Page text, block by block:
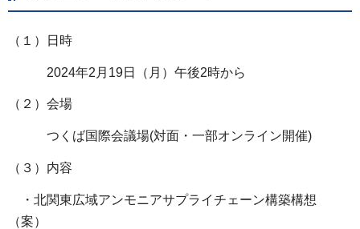
（１）日時
2024年2月19日（月）午後2時から
（２）会場
つくば国際会議場(対面・一部オンライン開催)
（３）内容
・北関東広域アンモニアサプライチェーン構築構想
（案）